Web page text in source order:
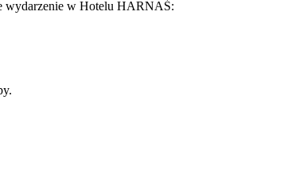
wydarzenie w Hotelu HARNAŚ: